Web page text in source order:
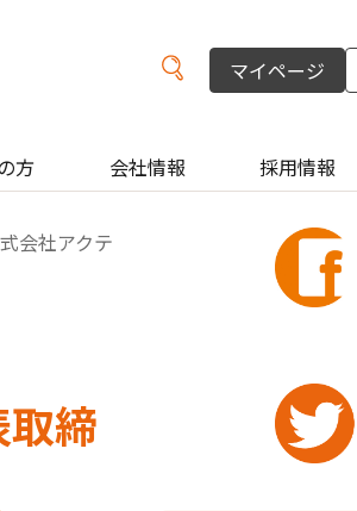
方 会社情報 採用情報
マイページ
会社アクテ
締